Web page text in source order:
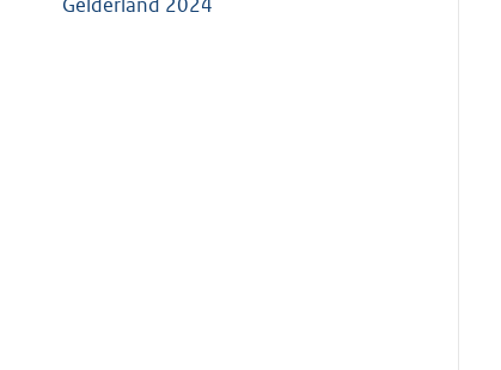
Gelderland 2024